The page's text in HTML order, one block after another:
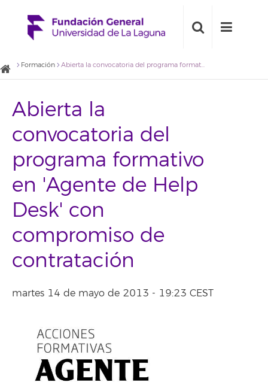
Formación Abierta la convocatoria del programa formativo en 'Agente de Help Desk' con compromiso de contratación
Abierta la
convocatoria del
programa formativo
en 'Agente de Help
Desk' con
compromiso de
contratación
martes 14 de mayo de 2013 - 19:23 CEST